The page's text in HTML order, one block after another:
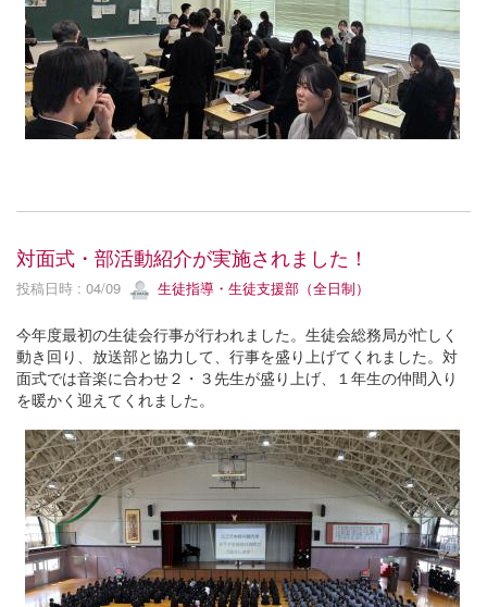
対面式・部活動紹介が実施されました！
投稿日時 : 04/09 生徒指導・生徒支援部（全日制）
今年度最初の生徒会行事が行われました。生徒会総務局が忙しく
動き回り、放送部と協力して、行事を盛り上げてくれました。対
面式では音楽に合わせ２・３先生が盛り上げ、１年生の仲間入り
を暖かく迎えてくれました。